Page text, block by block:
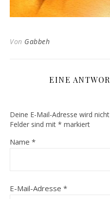
Von Gabbeh
EINE
Deine E-Mail-Adresse wird
Felder sind mit * markiert
Name *
E-Mail-Adresse *